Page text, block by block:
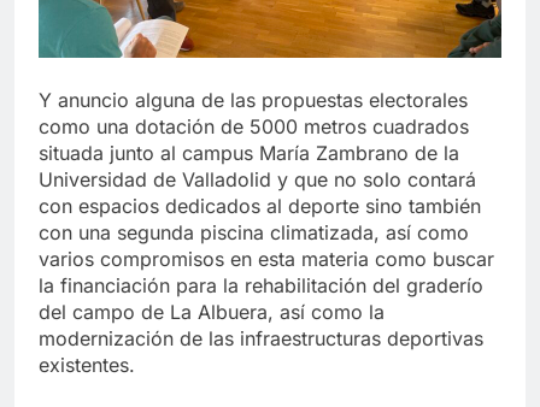
Y anuncio alguna de las propuestas electorales
como una dotación de 5000 metros cuadrados
situada junto al campus María Zambrano de la
Universidad de Valladolid y que no solo contará
con espacios dedicados al deporte sino también
con una segunda piscina climatizada, así como
varios compromisos en esta materia como buscar
la financiación para la rehabilitación del graderío
del campo de La Albuera, así como la
modernización de las infraestructuras deportivas
existentes.